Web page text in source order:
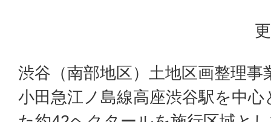
渋谷（南部地区）土地区画整理事
小田急江ノ島線高座渋谷駅を中心